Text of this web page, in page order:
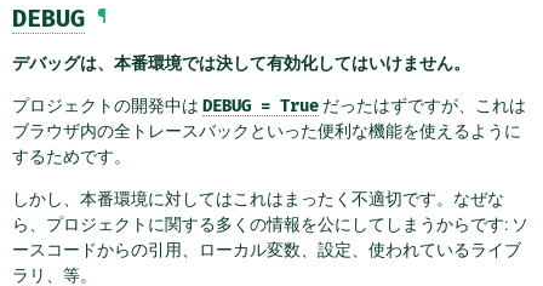
DEBUG ¶
デバッグは、本番環境では決して有効化してはいけません。
プロジェクトの開発中は DEBUG = True だったはずですが、これは
ブラウザ内の全トレースバックといった便利な機能を使えるように
するためです。
しかし、本番環境に対してはこれはまったく不適切です。なぜな
ら、プロジェクトに関する多くの情報を公にしてしまうからです: ソ
ースコードからの引用、ローカル変数、設定、使われているライブ
ラリ、等。